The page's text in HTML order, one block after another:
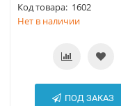
Код товара: 1602
Нет в наличии
ПОД ЗАКАЗ